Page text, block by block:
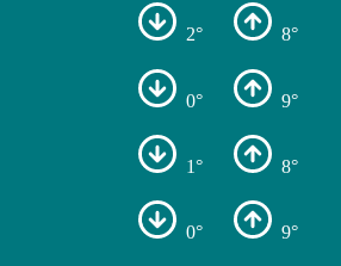
2° 8°
0° 9°
1° 8°
0° 9°